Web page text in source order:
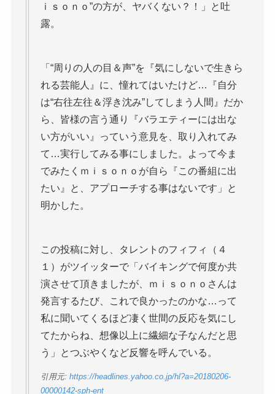
ｉｓｏｎｏ”の方が、ヤバくない？！」と吐
露。
「“周りの人の目＆声”を『気にしないで生きら
れる芸能人』に、憧れてはいたけど…『自分
は“右往左往＆浮き沈み”してしまう人間』だか
ら、皆様の言う通り『バラエティーには出な
い方がいい』っていう意見を、取り入れてみ
て…実行してみる事にしました。よって今ま
でみたくｍｉｓｏｎｏが自ら『この番組に出
たい』と、アプローチする事はないです」と
明かした。
この投稿に対し、タレントのフィフィ（４
１）がツイッターで「バイキングで何度か共
演させて頂きましたが、ｍｉｓｏｎｏさんは
発言するたび、これで良かったのかな…って
私に聞いてくるほど凄く世間の反応を気にし
てたからね、想像以上に繊細な子なんだと思
う」とつぶやくなど反響を呼んでいる。
引用元: https://headlines.yahoo.co.jp/hl?a=20180206-
00000142-sph-ent